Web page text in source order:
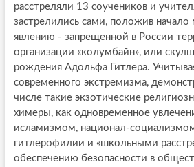
расстреляли 13 соучеников и
застрелились сами, положив
явлению - запрещенной в России
организации «колумбайн», или
рождения Адольфа Гитлера.
современного экстремизма,
числе такие экзотические
химеры, как одновременное
исламизмом, национал-
гитлерофилии и «школьными
обеспечению безопасности в